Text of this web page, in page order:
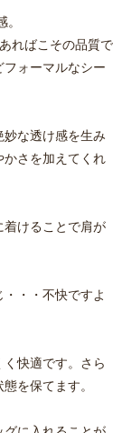
ればこその品質で
ォーマルなシー
な透け感を生み
かさを加えてくれ
着けることで肩が
・・不快ですよ
快適です。さら
を保てます。